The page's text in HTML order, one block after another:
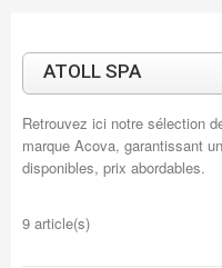
ATOLL SPA
Retrouvez ici notre sélection
marque Acova, garantissant
disponibles, prix abordables.
9 article(s)